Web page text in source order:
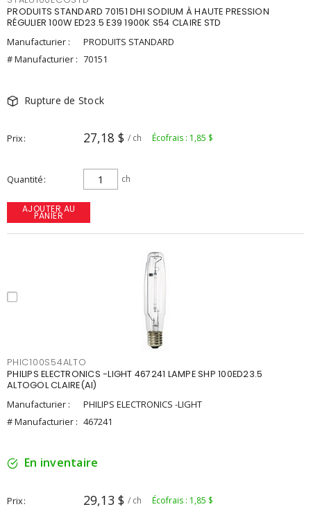
PRODUITS STANDARD 70151 DHI SODIUM À HAUTE PRESSION
RÉGULIER 100W ED23.5 E39 1900K S54 CLAIRE STD
Manufacturier :
PRODUITS STANDARD
# Manufacturier : 70151
Rupture de Stock
Prix 27,18 $ / ch Écofrais : 1,85 $
Quantité ch
AJOUTER AU
PANIER
PHIC100S54ALTO
PHILIPS ELECTRONICS -LIGHT 467241 LAMPE SHP 100ED23.5
ALTOGOL CLAIRE(AI)
Manufacturier :
PHILIPS ELECTRONICS -LIGHT
# Manufacturier : 467241
En inventaire
Prix 29,13 $ / ch Écofrais : 1,85 $